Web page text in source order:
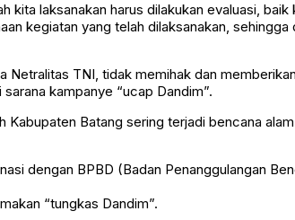
laksanakan harus dilakukan evaluasi,
kegiatan yang telah dilaksanakan,
Netralitas TNI, tidak memihak dan
kampanye “ucap Dandim”.
Batang sering terjadi bencana
dengan BPBD (Badan Penanggulangan
“tungkas Dandim”.